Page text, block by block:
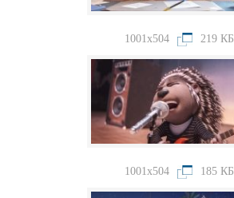
1001x504 219 КБ
1001x504 185 КБ